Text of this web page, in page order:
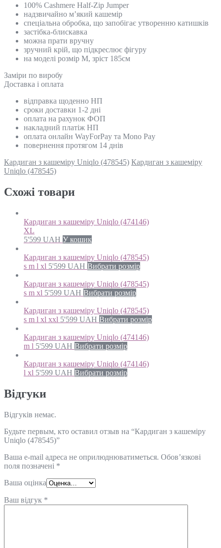
100% Cashmere Half-Zip Jumper
надзвичайно м’який кашемір
спеціальна обробка, що запобігає утворенню катишків
застібка-блискавка
можна прати вручну
зручний крій, що підкреслює фігуру
на моделі розмір М, зріст 185см
Замiри по виробу
Доставка і оплата
відправка щоденно НП
сроки доставки 1-2 дні
оплата на рахунок ФОП
накладний платіж НП
оплата онлайн WayForPay та Mono Pay
повернення протягом 14 днів
Кардиган з кашеміру Uniqlo (478545) Кардиган з кашеміру
Uniqlo (478545)
Схожi товари
Кардиган з кашеміру Uniqlo (474146)
XL
5'599 UAH У кошик
Кардиган з кашеміру Uniqlo (478545)
s m l xl 5'599 UAH Вибрати розмір
Кардиган з кашеміру Uniqlo (478545)
s m xl 5'599 UAH Вибрати розмір
Кардиган з кашеміру Uniqlo (478545)
s m l xl xxl 5'599 UAH Вибрати розмір
Кардиган з кашеміру Uniqlo (474146)
m l 5'599 UAH Вибрати розмір
Кардиган з кашеміру Uniqlo (474146)
l xl 5'599 UAH Вибрати розмір
Відгуки
Відгуків немає.
Будьте первым, кто оставил отзыв на “Кардиган з кашеміру
Uniqlo (478545)”
Ваша e-mail адреса не оприлюднюватиметься. Обов’язкові
поля позначені *
Ваша оцінка
Ваш відгук *